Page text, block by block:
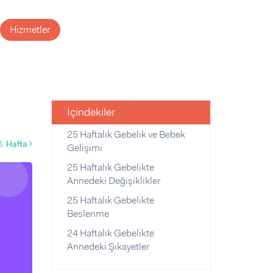
Hizmetler
Hafta
İçindekiler
25 Haftalık Gebelik ve Bebek
Gelişimi
25 Haftalık Gebelikte
Annedeki Değişiklikler
25 Haftalık Gebelikte
Beslenme
24 Haftalık Gebelikte
Annedeki Şikayetler